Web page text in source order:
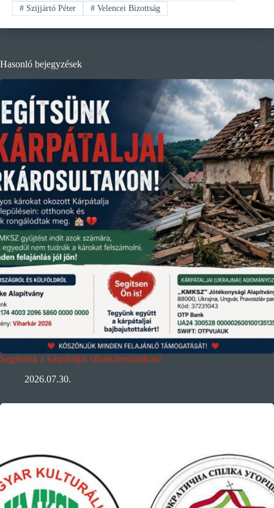
#Szijjártó Péter #Velencei Bizottság
Hasonló bejegyzések
Segítsünk a kárpátaljai viharkárosultakon!
2026.07.30.